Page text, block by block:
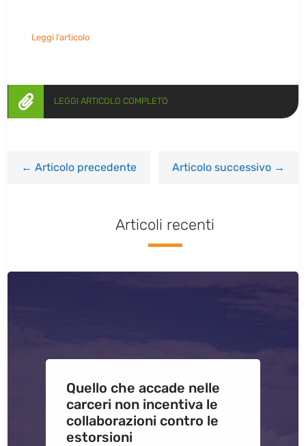
Leggi l’articolo
 LEGGI ARTICOLO COMPLETO
←Articolo precedente Articolo successivo→
Articoli recenti
Quello che accade nelle
carceri non incentiva le
collaborazioni contro le
estorsioni